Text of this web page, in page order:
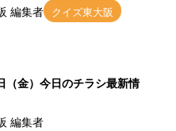
編集者 クイズ東大阪
（金）今日のチラシ最新情
編集者